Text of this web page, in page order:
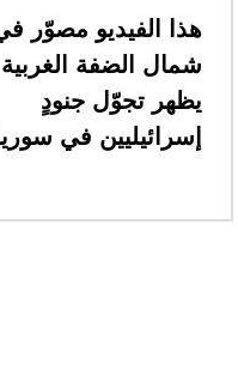
هذا الفيديو مصوّر
شمال الضفة الغربية
يظهر تجوّل جنودٍ
إسرائيليين في